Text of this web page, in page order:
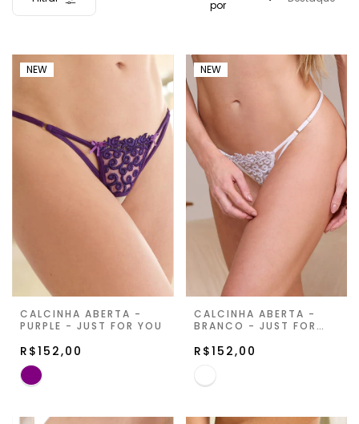
por
NEW
CALCINHA ABERTA -
PURPLE - JUST FOR YOU
R$152,00
NEW
CALCINHA ABERTA -
BRANCO - JUST FOR
R$152,00